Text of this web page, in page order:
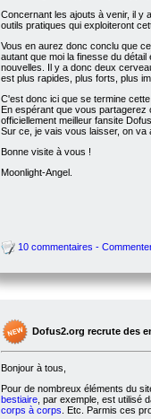
Concernant les ajouts à venir, il y
outils pratiques qui exploiteront
Vous en aurez donc conclu que
autant que moi la finesse du
nouvelles. Il y a donc deux
est plus rapides, plus forts, plus
C'est donc ici que se termine
En espérant que vous
officiellement meilleur fansite
Sur ce, je vais vous laisser, on va
Bonne visite à vous !
Moonlight-Angel.
10 commentaires -
Dofus2.org recrute des
Bonjour à tous,
Pour de nombreux éléments du
bestiaire, par exemple, est utilisé
corps à corps. Etc. Parmis ces